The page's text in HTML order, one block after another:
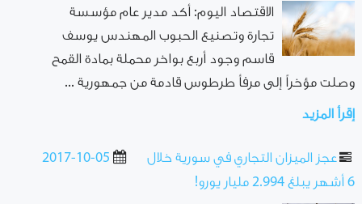
الاقتصاد اليوم: أكد مدير عام مؤسسة
تجارة وتصنيع الحبوب المهندس يوسف
قاسم وجود أربع بواخر محملة بمادة القمح
وصلت مؤخراً إلى مرفأ طرطوس قادمة من جمهورية ...
إقرأ المزيد
2017-10-05
عجز الميزان التجاري في سورية خلال
6 أشهر يبلغ 2.994 مليار يورو!